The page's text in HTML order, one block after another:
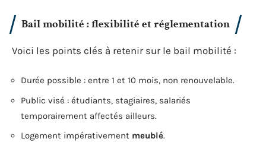
Bail mobilité : flexibilité et réglementation
Voici les points clés à retenir sur le bail mobilité :
Durée possible : entre 1 et 10 mois, non renouvelable.
Public visé : étudiants, stagiaires, salariés
temporairement affectés ailleurs.
Logement impérativement meublé.